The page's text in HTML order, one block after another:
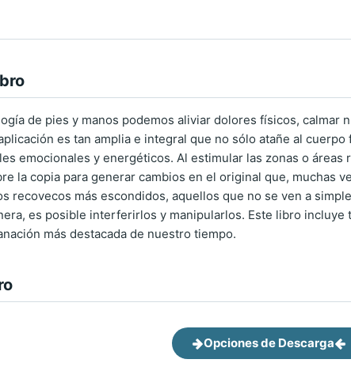
de pies y manos podemos aliviar dolores físicos, calmar
es tan amplia e integral que no sólo atañe al
emocionales y energéticos. Al estimular las zonas o
la copia para generar cambios en el original que, muchas
recovecos más escondidos, aquellos que no se ven a
es posible interferirlos y manipularlos. Este libro
más destacada de nuestro tiempo.
Opciones de Descarga